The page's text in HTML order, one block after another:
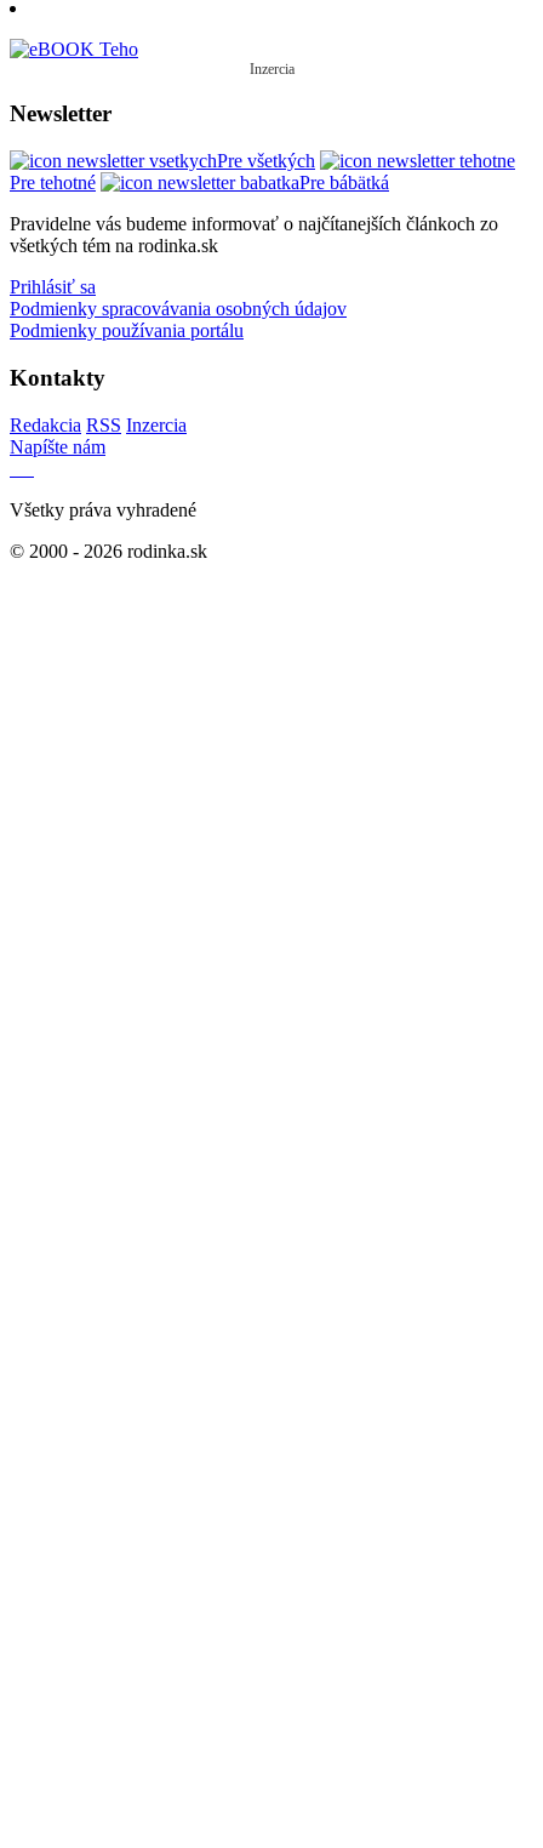
Inzercia
Newsletter
Pre všetkých
Pre tehotné
Pre bábätká
Pravidelne vás budeme informovať o najčítanejších článkoch zo
všetkých tém na rodinka.sk
Prihlásiť sa
Podmienky spracovávania osobných údajov
Podmienky používania portálu
Kontakty
Redakcia RSS Inzercia
Napíšte nám
Všetky práva vyhradené
© 2000 - 2026 rodinka.sk